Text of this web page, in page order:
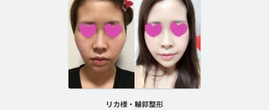
リカ様・輪郭整形